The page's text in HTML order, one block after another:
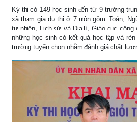
Kỳ thi có 149 học sinh đến từ 9 trường
xã tham gia dự thi ở 7 môn gồm: Toán,
tự nhiên, Lịch sử và Địa lí, Giáo dục công
những học sinh có kết quả học tập và
trường tuyển chọn nhằm đánh giá chất